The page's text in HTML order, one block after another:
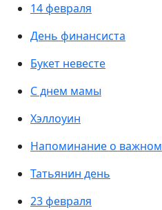
14 февраля
День финансиста
Букет невесте
С днем мамы
Хэллоуин
Напоминание о важном
Татьянин день
23 февраля